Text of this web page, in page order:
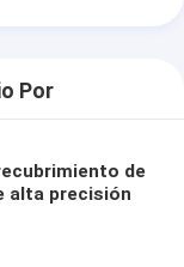
Por
de
alta precisión